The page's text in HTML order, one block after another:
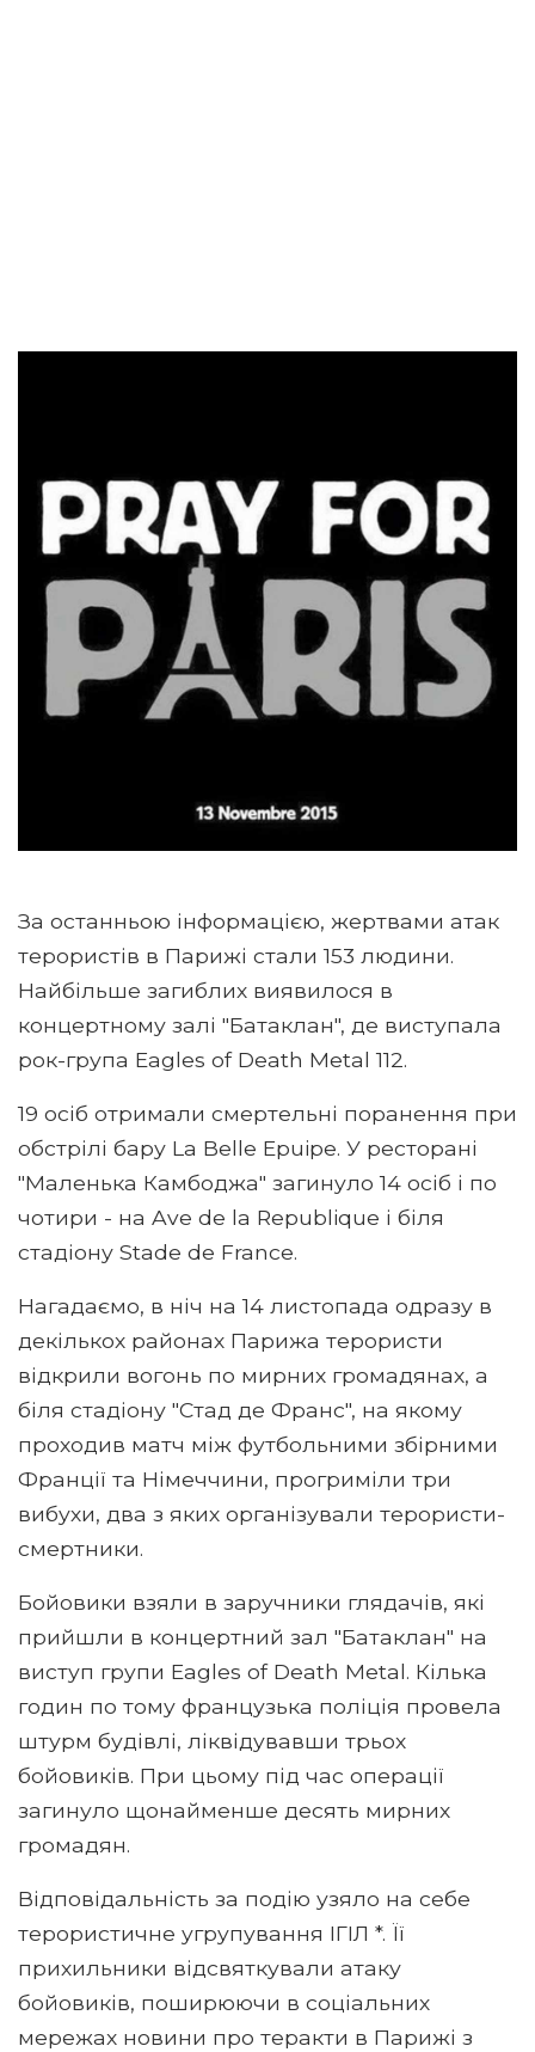
За останньою інформацією, жертвами атак
терористів в Парижі стали 153 людини.
Найбільше загиблих виявилося в
концертному залі "Батаклан", де виступала
рок-група Eagles of Death Metal 112.
19 осіб отримали смертельні поранення при
обстрілі бару La Belle Epuipe. У ресторані
"Маленька Камбоджа" загинуло 14 осіб і по
чотири - на Ave de la Republique і біля
стадіону Stade de France.
Нагадаємо, в ніч на 14 листопада одразу в
декількох районах Парижа терористи
відкрили вогонь по мирних громадянах, а
біля стадіону "Стад де Франс", на якому
проходив матч між футбольними збірними
Франції та Німеччини, прогриміли три
вибухи, два з яких організували терористи-
смертники.
Бойовики взяли в заручники глядачів, які
прийшли в концертний зал "Батаклан" на
виступ групи Eagles of Death Metal. Кілька
годин по тому французька поліція провела
штурм будівлі, ліквідувавши трьох
бойовиків. При цьому під час операції
загинуло щонайменше десять мирних
громадян.
Відповідальність за подію узяло на себе
терористичне угрупування ІГІЛ *. Її
прихильники відсвяткували атаку
бойовиків, поширюючи в соціальних
мережах новини про теракти в Парижі з